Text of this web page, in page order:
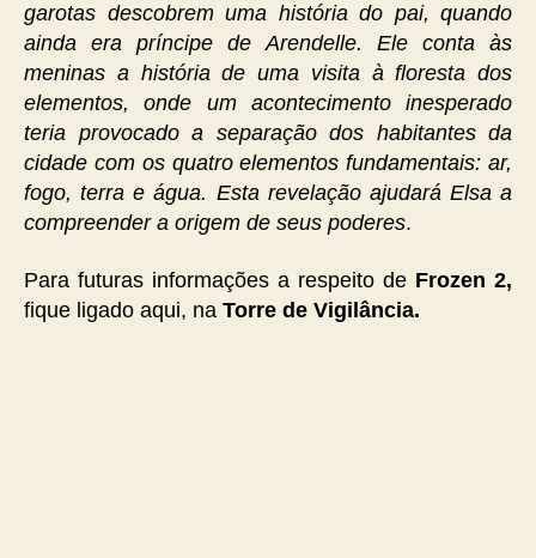
garotas descobrem uma história do pai, quando
ainda era príncipe de Arendelle. Ele conta às
meninas a história de uma visita à floresta dos
elementos, onde um acontecimento inesperado
teria provocado a separação dos habitantes da
cidade com os quatro elementos fundamentais: ar,
fogo, terra e água. Esta revelação ajudará Elsa a
compreender a origem de seus poderes.
Para futuras informações a respeito de Frozen 2,
fique ligado aqui, na Torre de Vigilância.